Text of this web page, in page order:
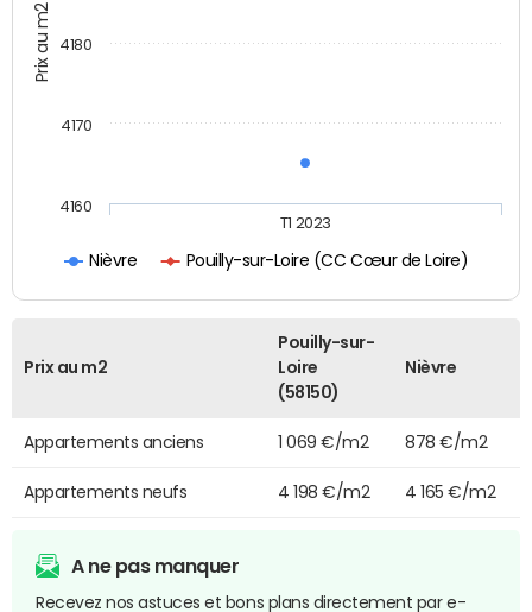
Prix au m2
Nièvre Pouilly-sur-Loire (CC Cœur de Loire)
T1 2023
4160
4170
4180
Prix au m2
Pouilly-sur-
Loire
(58150)
Nièvre
Appartements anciens 1 069 €/m2 878 €/m2
Appartements neufs 4 198 €/m2 4 165 €/m2
A ne pas manquer
Recevez nos astuces et bons plans directement par e-